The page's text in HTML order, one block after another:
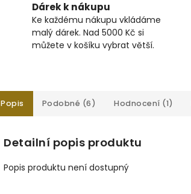
Dárek k nákupu
Ke každému nákupu vkládáme
malý dárek. Nad 5000 Kč si
můžete v košíku vybrat větší.
Popis Podobné (6) Hodnocení (1)
Detailní popis produktu
Popis produktu není dostupný